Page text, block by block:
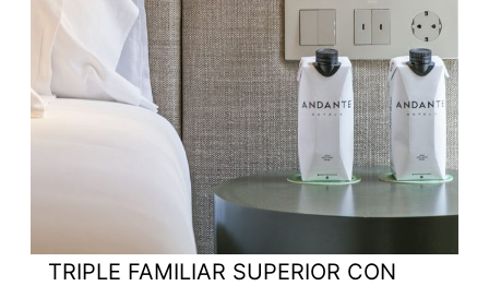
TRIPLE FAMILIAR SUPERIOR CON